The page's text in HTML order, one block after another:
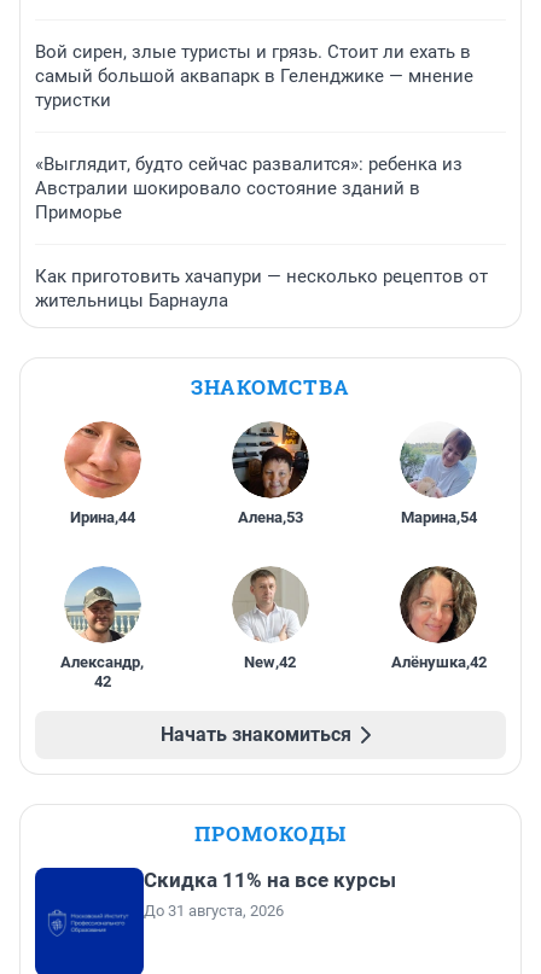
Вой сирен, злые туристы и грязь. Стоит ли ехать в
самый большой аквапарк в Геленджике — мнение
туристки
«Выглядит, будто сейчас развалится»: ребенка из
Австралии шокировало состояние зданий в
Приморье
Как приготовить хачапури — несколько рецептов от
жительницы Барнаула
ЗНАКОМСТВА
Ирина,44 Алена,53 Марина,54
Александр,
42
New,42 Алёнушка,42
Начать знакомиться
ПРОМОКОДЫ
Скидка 11% на все курсы
До 31 августа, 2026